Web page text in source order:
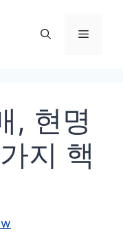
메
, 현명
지 핵